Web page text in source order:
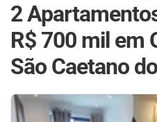
2
R$ 700 mil em
São Caetano